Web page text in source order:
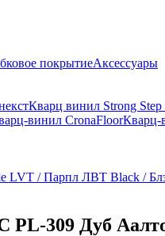
покрытиеАксессуары
Кварц винил Strong
винил CronaFloorКварц-
LVT / Парпл ЛВТ Black /
PL-309 Дуб